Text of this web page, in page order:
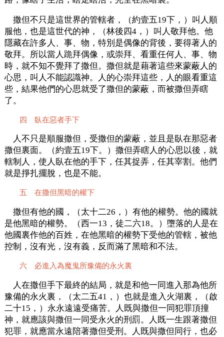
撒但不只是這世界的管轄者，（約壹五19下，）叫人順
服他，也是這世代的神，（林後四4，）叫人敬拜他。他
隱藏在許多人、事、物，特別是偶像的背後，要得著人的
敬拜。所以當人跪拜偶像，或崇拜、看重任何人、事、物
時，就不知不覺拜了撒但。撒但就是藉著這些來蒙蔽人的
心思，叫人不能認識神。人的心崇拜這些，人的眼看重這
些，結果他們的心思就受了撒但的蒙蔽，而被撒但弄瞎
了。
四 臥在惡者手下
人不只是順服撒但，受撒但的蒙蔽，並且是臥在那惡者
撒但裏面。（約壹五19下。）撒但弄瞎人的心思以後，就
轄制人，使人臥在他的手下，任其捉弄，任其宰割。他們
就是掙扎擺脫，也是不能。
五 在撒但黑暗的權下
撒但有他的國，（太十二26，）有他的權勢。他的國就
是他黑暗的權勢。（西一13，徒二六18。）墮落的人是在
他國裏作他的百姓，在他黑暗的權勢下受他的管轄，被他
控制，沒有光，沒有義，反而滿了黑暗和不法。
六 必進入為魔鬼所豫備的永火裏
人在撒但手下最終的結局，就是和他一同進入那為他所
豫備的永火裏，（太二五41，）也就是進入火湖裏，（啟
二十15，）永永遠遠受痛苦。人既與撒但一同犯罪頂撞
神，就應該與撒但一同受永火的刑罰。人既一生跟著撒但
犯罪，就應當永遠陪著撒但受刑。人既與撒但同行，也必